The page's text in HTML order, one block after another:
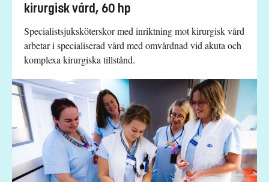
kirurgisk vård, 60 hp
Specialistsjuksköterskor med inriktning mot kirurgisk vård
arbetar i specialiserad vård med omvårdnad vid akuta och
komplexa kirurgiska tillstånd.